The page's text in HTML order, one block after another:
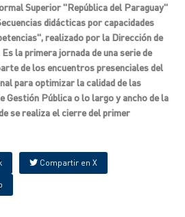
Superior "República del Paraguay"
didácticas por capacidades
realizado por la Dirección de
la primera jornada de una serie de
de los encuentros presenciales del
para optimizar la calidad de las
Gestión Pública o lo largo y ancho de la
se realiza el cierre del primer
Compartir en X